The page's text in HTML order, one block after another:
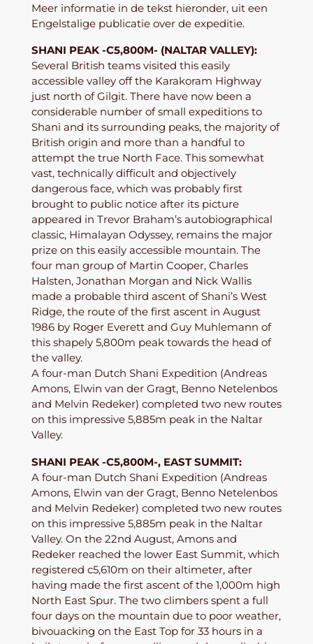
Meer informatie in de tekst hieronder, uit een
Engelstalige publicatie over de expeditie.
SHANI PEAK -C5,800M- (NALTAR VALLEY):
Several British teams visited this easily
accessible valley off the Karakoram Highway
just north of Gilgit. There have now been a
considerable number of small expeditions to
Shani and its surrounding peaks, the majority of
British origin and more than a handful to
attempt the true North Face. This somewhat
vast, technically difficult and objectively
dangerous face, which was probably first
brought to public notice after its picture
appeared in Trevor Braham’s autobiographical
classic, Himalayan Odyssey, remains the major
prize on this easily accessible mountain. The
four man group of Martin Cooper, Charles
Halsten, Jonathan Morgan and Nick Wallis
made a probable third ascent of Shani’s West
Ridge, the route of the first ascent in August
1986 by Roger Everett and Guy Muhlemann of
this shapely 5,800m peak towards the head of
the valley.
A four-man Dutch Shani Expedition (Andreas
Amons, Elwin van der Gragt, Benno Netelenbos
and Melvin Redeker) completed two new routes
on this impressive 5,885m peak in the Naltar
Valley.
SHANI PEAK -C5,800M-, EAST SUMMIT:
A four-man Dutch Shani Expedition (Andreas
Amons, Elwin van der Gragt, Benno Netelenbos
and Melvin Redeker) completed two new routes
on this impressive 5,885m peak in the Naltar
Valley. On the 22nd August, Amons and
Redeker reached the lower East Summit, which
registered c5,610m on their altimeter, after
having made the first ascent of the 1,000m high
North East Spur. The two climbers spent a full
four days on the mountain due to poor weather,
bivouacking on the East Top for 33 hours in a